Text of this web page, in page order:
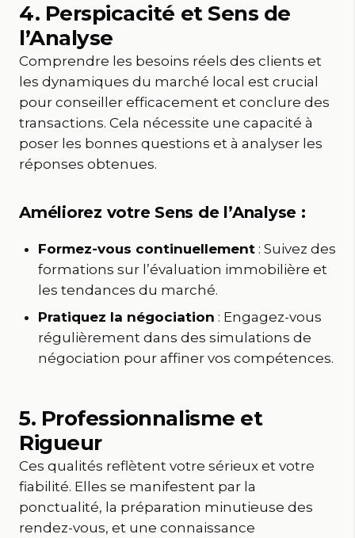
4. Perspicacité et Sens de
l’Analyse
Comprendre les besoins réels des clients et
les dynamiques du marché local est crucial
pour conseiller efficacement et conclure des
transactions. Cela nécessite une capacité à
poser les bonnes questions et à analyser les
réponses obtenues.
Améliorez votre Sens de l’Analyse :
Formez-vous continuellement : Suivez des
formations sur l’évaluation immobilière et
les tendances du marché.
Pratiquez la négociation : Engagez-vous
régulièrement dans des simulations de
négociation pour affiner vos compétences.
5. Professionnalisme et
Rigueur
Ces qualités reflètent votre sérieux et votre
fiabilité. Elles se manifestent par la
ponctualité, la préparation minutieuse des
rendez-vous, et une connaissance